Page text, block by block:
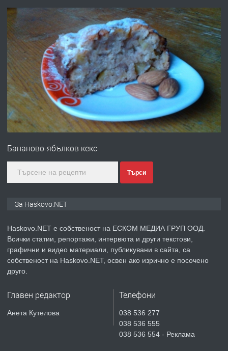
АПАРТАМЕНТ В ЦЕНТЪРА НА ГР.
ХАСКОВО
преди 5 дни
ПРЕДЛАГА Давам гараж под наем
преди 5 дни
ПРЕДЛАГА
№4120 Магазин/Офис под наем в кв.
градската градина!
преди 6 дни
ПРЕДЛАГА
Продавам парцел в гр. Хасково кв.
СГЛОБЯВАНЕ НА МЕБЕЛИ.
Бананово-ябълков кекс
Търси
За Haskovo.NET
Haskovo.NET е собственост на ЕСКОМ МЕДИА ГРУП ООД.
Всички статии, репортажи, интервюта и други текстови,
графични и видео материали, публикувани в сайта, са
собственост на Haskovo.NET, освен ако изрично е посочено
друго.
Главен редактор
Анета Кутелова
Телефони
038 536 277
038 536 555
038 536 554 - Реклама